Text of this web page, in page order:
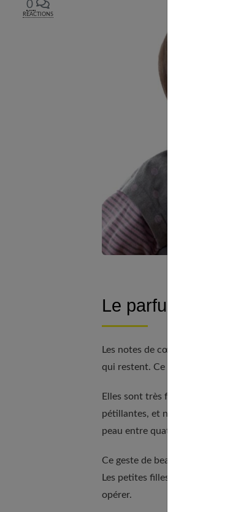
0
RÉACTIONS
Le parfum tient 5
Les notes de cœur se
qui restent. Ce sont ces dernières
Elles sont très faibles dans les
pétillantes, et non offrir des
peau entre quatre à cinq heures.
Ce geste de beauté conclut très
Les petites filles se parfument
opérer.